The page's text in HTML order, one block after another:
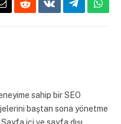
EmailRedditVKontakte
Telegram
sahip bir SEO
baştan sona yönetme
içi ve sayfa dışı